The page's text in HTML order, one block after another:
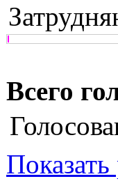
Всего
Показать